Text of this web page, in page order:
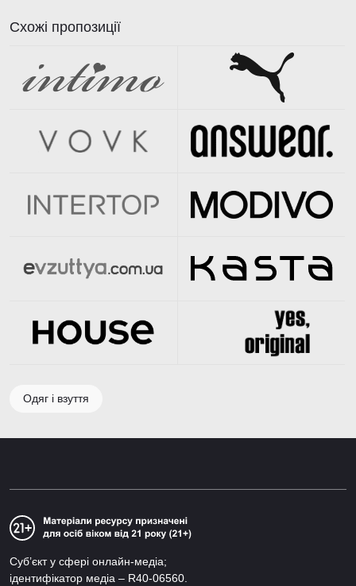
Схожі пропозиції
Одяг і взуття
Суб’єкт у сфері онлайн-медіа;
ідентифікатор медіа – R40-06560.